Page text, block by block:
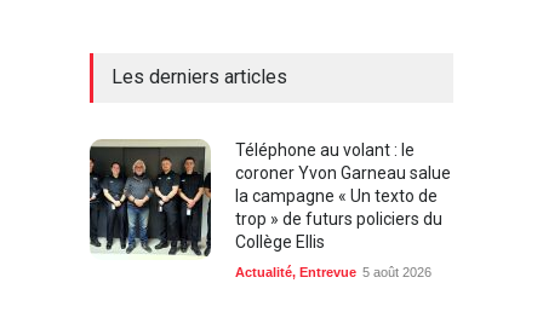
Les derniers articles
Téléphone au volant : le
coroner Yvon Garneau salue
la campagne « Un texto de
trop » de futurs policiers du
Collège Ellis
Actualité, Entrevue 5 août 2026